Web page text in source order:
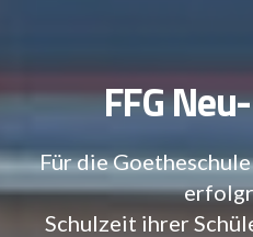
FFG
Für die
Schulzeit ihrer